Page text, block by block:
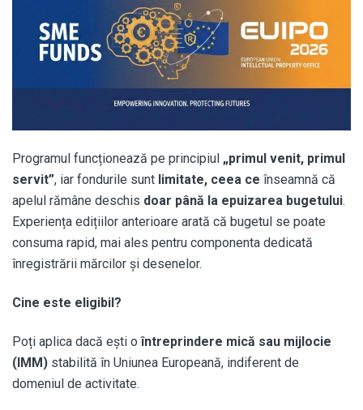
Programul funcționează pe principiul „primul venit, primul
servit”, iar fondurile sunt limitate, ceea ce înseamnă că
apelul rămâne deschis doar până la epuizarea bugetului.
Experiența edițiilor anterioare arată că bugetul se poate
consuma rapid, mai ales pentru componenta dedicată
înregistrării mărcilor și desenelor.
Cine este eligibil?
Poți aplica dacă ești oîntreprindere mică sau mijlocie
(IMM) stabilită în Uniunea Europeană, indiferent de
domeniul de activitate.